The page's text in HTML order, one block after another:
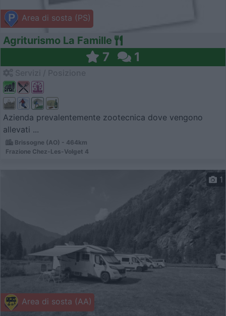
Area di sosta (PS)
Agriturismo La Famille
7 1
Azienda prevalentemente zootecnica dove vengono
allevati ...
Brissogne (AO) - 464km
Frazione Chez-Les-Volget 4
Area di sosta (AA)
1